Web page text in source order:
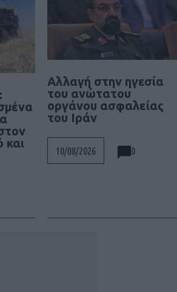
και
Αλλαγή στην ηγεσία
του ανώτατου
οργάνου ασφαλείας
του Ιράν
10/08/2026 0